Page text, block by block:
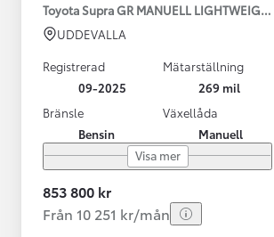
Från 599 900 kr
HYBRID
Toyota Supra GR MANUELL
UDDEVALLA
Registrerad
09-2025
Mätarställning
269 mil
Bränsle
Bensin
Växellåda
Manuell
Visa mer
853 800 kr
Från 10 251 kr/mån